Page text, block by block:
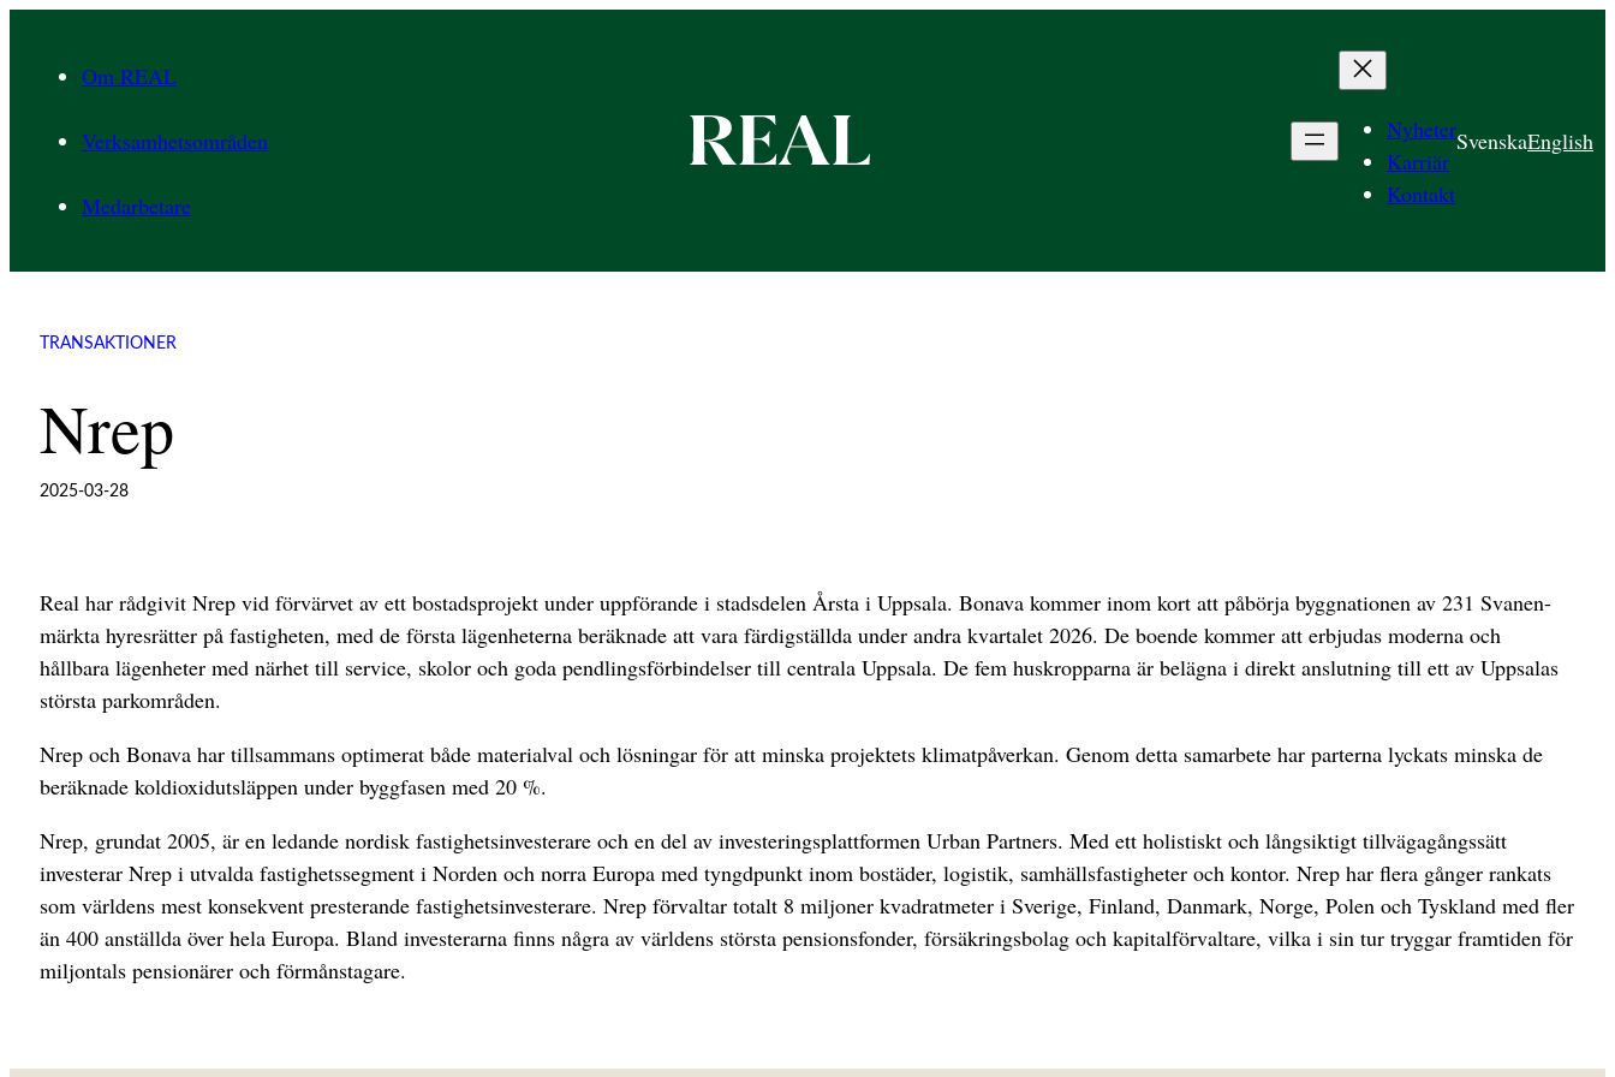
innehåll Om REAL
Verksamhetsområden
Medarbetare
Nyheter
Karriär
Kontakt
SvenskaEnglish
TRANSAKTIONER
Nrep
2025-03-28
Real har rådgivit Nrep vid förvärvet av ett bostadsprojekt under uppförande i stadsdelen Årsta i Uppsala. Bonava kommer inom kort att påbörja byggnationen av 231 Svanen-
märkta hyresrätter på fastigheten, med de första lägenheterna beräknade att vara färdigställda under andra kvartalet 2026. De boende kommer att erbjudas moderna och
hållbara lägenheter med närhet till service, skolor och goda pendlingsförbindelser till centrala Uppsala. De fem huskropparna är belägna i direkt anslutning till ett av Uppsalas
största parkområden.
Nrep och Bonava har tillsammans optimerat både materialval och lösningar för att minska projektets klimatpåverkan. Genom detta samarbete har parterna lyckats minska de
beräknade koldioxidutsläppen under byggfasen med 20 %.
Nrep, grundat 2005, är en ledande nordisk fastighetsinvesterare och en del av investeringsplattformen Urban Partners. Med ett holistiskt och långsiktigt tillvägagångssätt
investerar Nrep i utvalda fastighetssegment i Norden och norra Europa med tyngdpunkt inom bostäder, logistik, samhällsfastigheter och kontor. Nrep har flera gånger rankats
som världens mest konsekvent presterande fastighetsinvesterare. Nrep förvaltar totalt 8 miljoner kvadratmeter i Sverige, Finland, Danmark, Norge, Polen och Tyskland med fler
än 400 anställda över hela Europa. Bland investerarna finns några av världens största pensionsfonder, försäkringsbolag och kapitalförvaltare, vilka i sin tur tryggar framtiden för
miljontals pensionärer och förmånstagare.